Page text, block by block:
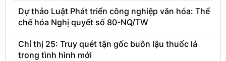
Dự thảo Luật Phát triển công nghiệp văn hóa: Thể
chế hóa Nghị quyết số 80-NQ/TW
Chỉ thị 25: Truy quét tận gốc buôn lậu thuốc lá
trong tình hình mới